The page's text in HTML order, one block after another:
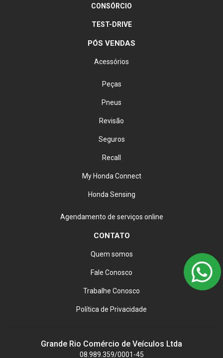
CONSÓRCIO
TEST-DRIVE
PÓS VENDAS
Acessórios
Peças
Pneus
Revisão
Seguros
Recall
My Honda Connect
Honda Sensing
Agendamento de serviços online
CONTATO
Quem somos
Fale Conosco
Trabalhe Conosco
Política de Privacidade
Grande Rio Comércio de Veículos Ltda
08.989.359/0001-45